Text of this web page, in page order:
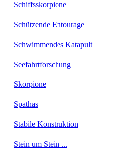
Schiffsskorpione
Schützende Entourage
Schwimmendes Katapult
Seefahrtforschung
Skorpione
Spathas
Stabile Konstruktion
Stein um Stein ...